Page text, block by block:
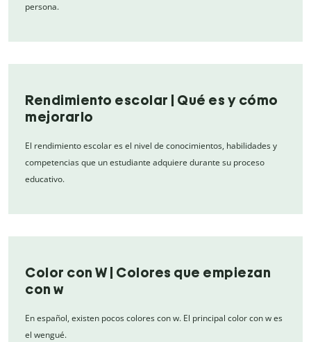
persona.
Rendimiento escolar | Qué es y cómo
mejorarlo
El rendimiento escolar es el nivel de conocimientos, habilidades y
competencias que un estudiante adquiere durante su proceso
educativo.
Color con W | Colores que empiezan
con w
En español, existen pocos colores con w. El principal color con w es
el wengué.